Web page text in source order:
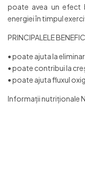
poate avea un efect
energiei în timpul
PRINCIPALELE
• poate ajuta la
• poate contribui la
• poate ajuta fluxul
Informații nutriționale